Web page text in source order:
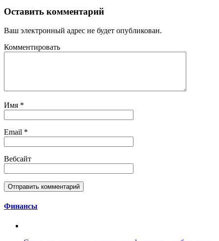
Оставить комментарий
Ваш электронный адрес не будет опубликован.
Комментировать
Имя *
Email *
Вебсайт
Финансы